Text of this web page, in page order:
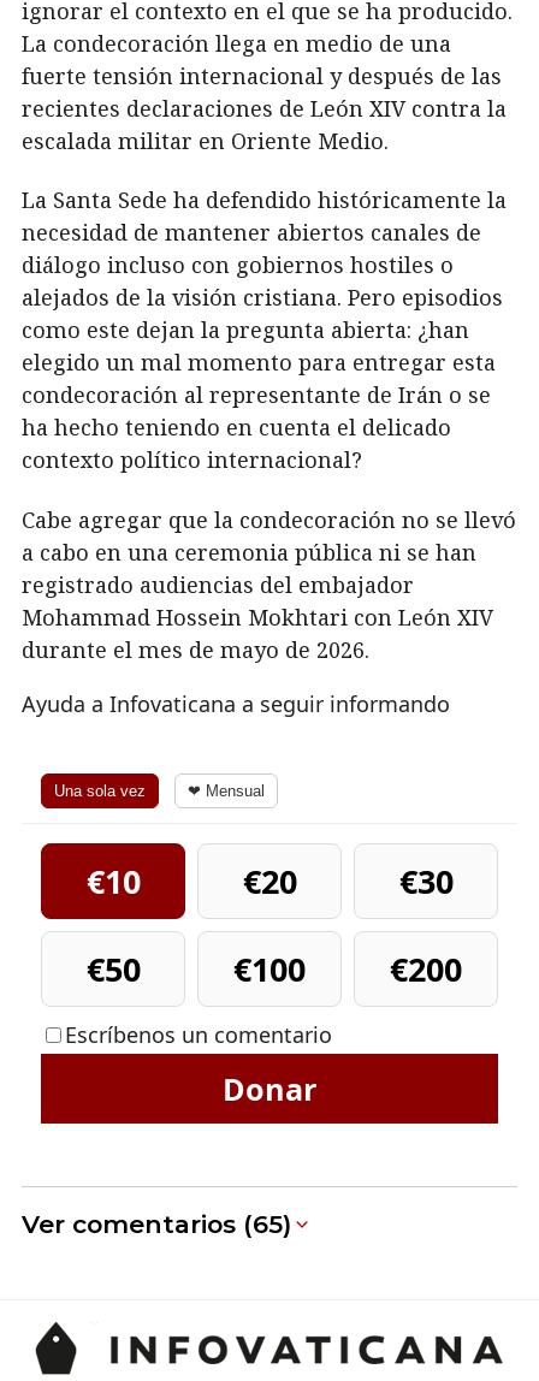
ignorar el contexto en el que se ha producido.
La condecoración llega en medio de una
fuerte tensión internacional y después de las
recientes declaraciones de León XIV contra la
escalada militar en Oriente Medio.
La Santa Sede ha defendido históricamente la
necesidad de mantener abiertos canales de
diálogo incluso con gobiernos hostiles o
alejados de la visión cristiana. Pero episodios
como este dejan la pregunta abierta: ¿han
elegido un mal momento para entregar esta
condecoración al representante de Irán o se
ha hecho teniendo en cuenta el delicado
contexto político internacional?
Cabe agregar que la condecoración no se llevó
a cabo en una ceremonia pública ni se han
registrado audiencias del embajador
Mohammad Hossein Mokhtari con León XIV
durante el mes de mayo de 2026.
Ayuda a Infovaticana a seguir informando
Una sola vez ❤ Mensual
€10 €20
€30
€50
€100 €200
Escríbenos un comentario
Donar
Ver comentarios (65)